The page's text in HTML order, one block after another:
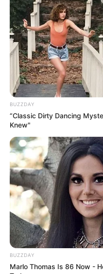
BUZZDAY
“Classic Dirty Dancing
Knew"
BUZZDAY
Marlo Thomas Is 86 Now -